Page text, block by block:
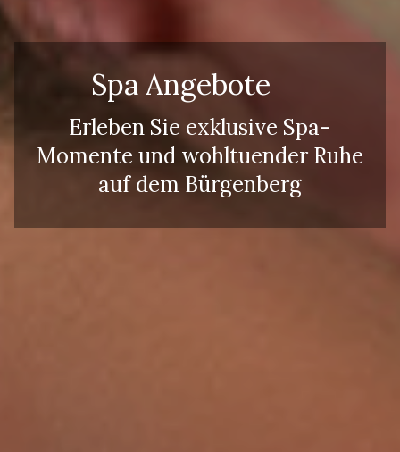
Spa Angebote
Erleben Sie exklusive Spa-
Momente und wohltuender Ruhe
auf dem Bürgenberg